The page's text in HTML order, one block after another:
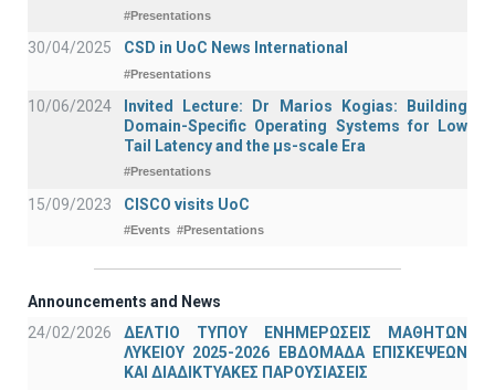
#Presentations
30/04/2025 CSD in UoC News International
#Presentations
10/06/2024
Invited Lecture: Dr Marios Kogias: Building
Domain-Specific Operating Systems for Low
Tail Latency and the μs-scale Era
#Presentations
15/09/2023 CISCO visits UoC
#Events #Presentations
Announcements and News
24/02/2026
ΔΕΛΤΙΟ ΤΥΠΟΥ ΕΝΗΜΕΡΩΣΕΙΣ ΜΑΘΗΤΩΝ
ΛΥΚΕΙΟΥ 2025-2026 ΕΒΔΟΜΑΔΑ ΕΠΙΣΚΕΨΕΩΝ
ΚΑΙ ΔΙΑΔΙΚΤΥΑΚΕΣ ΠΑΡΟΥΣΙΑΣΕΙΣ